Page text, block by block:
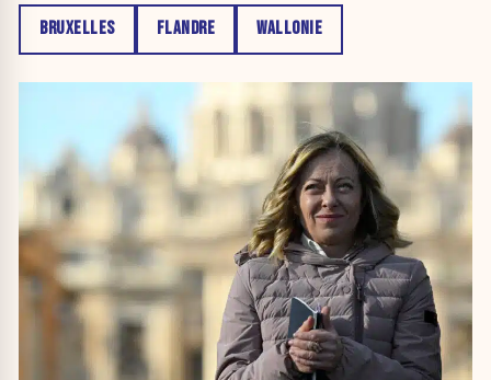
BRUXELLES FLANDRE WALLONIE